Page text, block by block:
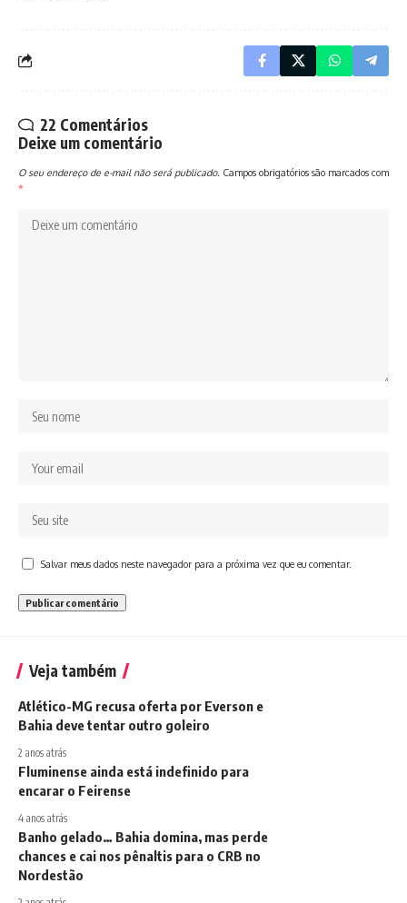
22 Comentários
Deixe um comentário
O seu endereço de e-mail não será publicado. Campos obrigatórios são marcados com
*
Salvar meus dados neste navegador para a próxima vez que eu comentar.
Veja também
Atlético-MG recusa oferta por Everson e
Bahia deve tentar outro goleiro
2 anos atrás
Fluminense ainda está indefinido para
encarar o Feirense
4 anos atrás
Banho gelado… Bahia domina, mas perde
chances e cai nos pênaltis para o CRB no
Nordestão